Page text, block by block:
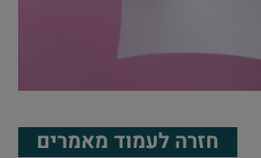
חזרה לעמוד מאמרים